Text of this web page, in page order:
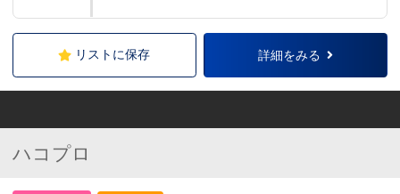
リストに保存 詳細をみる
ハコプロ